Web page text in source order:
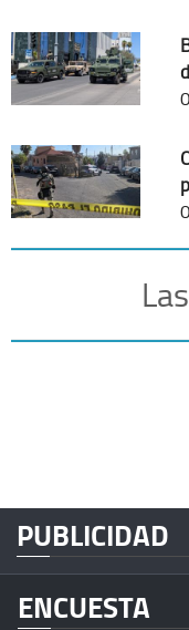
PUBLICIDAD
ENCUESTA